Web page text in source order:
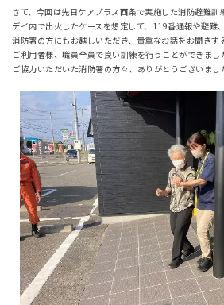
さて、今回は先日ケアプラス西条で実施した消防避難訓
デイ内で出火したケースを想定して、119番通報や避難
消防署の方にもお越しいただき、貴重なお話をお聞きす
ご利用者様、職員全員で良い訓練を行うことができまし
ご協力いただいた消防署の方々、ありがとうございまし